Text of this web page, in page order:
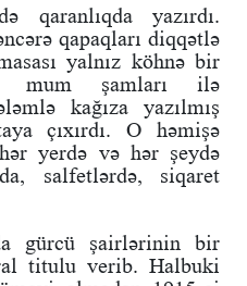
qaranlıqda yazırdı.
qapaqları diqqətlə
yalnız köhnə bir
mum şamları ilə
kağıza yazılmış
çıxırdı. O həmişə
yerdə və hər şeydə
salfetlərdə, siqaret
gürcü şairlərinin bir
titulu verib. Halbuki